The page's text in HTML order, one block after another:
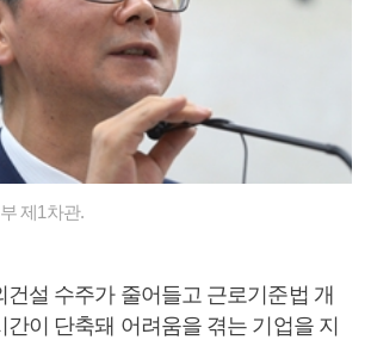
제1차관.
건설 수주가 줄어들고 근로기준법 개
이 단축돼 어려움을 겪는 기업을 지